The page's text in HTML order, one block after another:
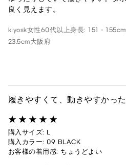
良く見えます。
kiyosk女性60代以上身長: 151 - 155cm
23.5cm大阪府
履きやすくて、動きやすかった
購入サイズ: L
購入カラー: 09 BLACK
お客様の着用感: ちょうどよい